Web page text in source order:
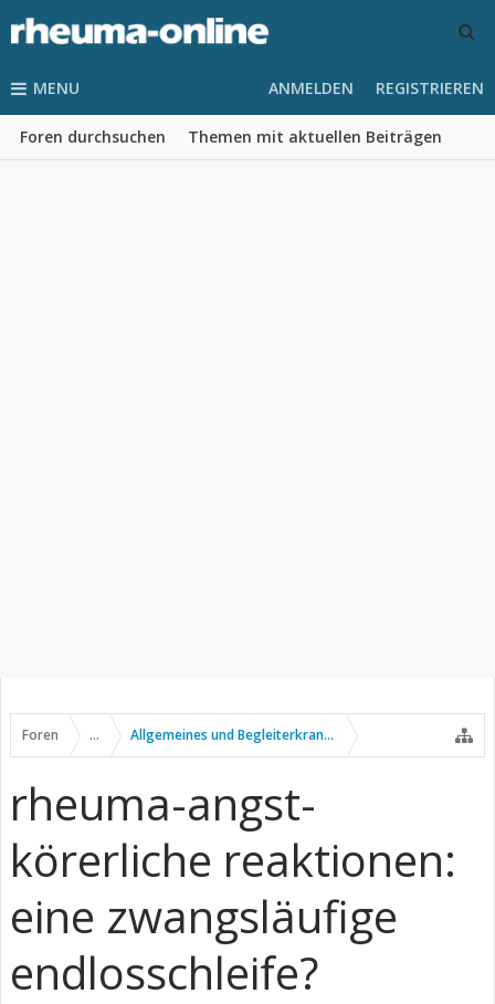
MENU
Foren durchsuchen Themen mit aktuellen Beiträgen
ANMELDEN REGISTRIEREN
Foren ... Allgemeines und Begleiterkrankungen
rheuma-angst-
körerliche reaktionen:
eine zwangsläufige
endlosschleife?